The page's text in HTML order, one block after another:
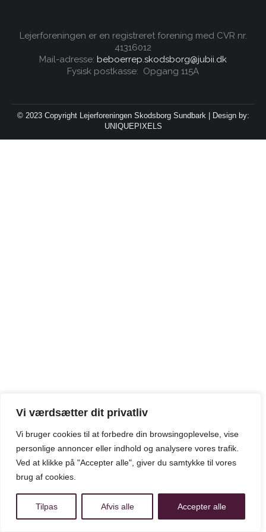
Vi værdsætter dit privatliv
Vi bruger cookies til at forbedre din browsingoplevelse, vise
personlige annoncer eller indhold og analysere vores trafik.
Ved at klikke på "Accepter alle", giver du samtykke til vores
brug af cookies.
Tilpas Afvis alle Accepter alle
Lejerforeningen er en registreret forening med CVR nr.
41316012
Mail-adresse: beboerrep.skodsborg@jubii.dk
Fysisk postkasse: Opgang 115A
© 2023 Copyright Lejerforeningen Skodsborg Sundbark | Design by:
UNIQUEPIXELS